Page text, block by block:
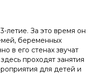
летие. За это время он
беременных
в его стенах звучат
проходят занятия
для детей и